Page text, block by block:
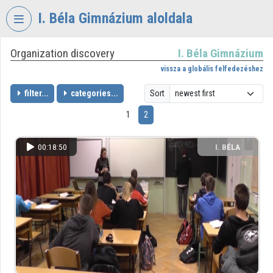
Skip header
I. Béla Gimnázium aloldala
VIDEOTORIUM
BÉLA
Organization home
Log In
Organization discovery
Categories
Organization playlists
Organization discovery I. Béla Gimnázium
vissza a globális felfedezéshez
filter... categories... Sort
1 2
00:18:50
I. BÉLA
GIMNÁZIUM